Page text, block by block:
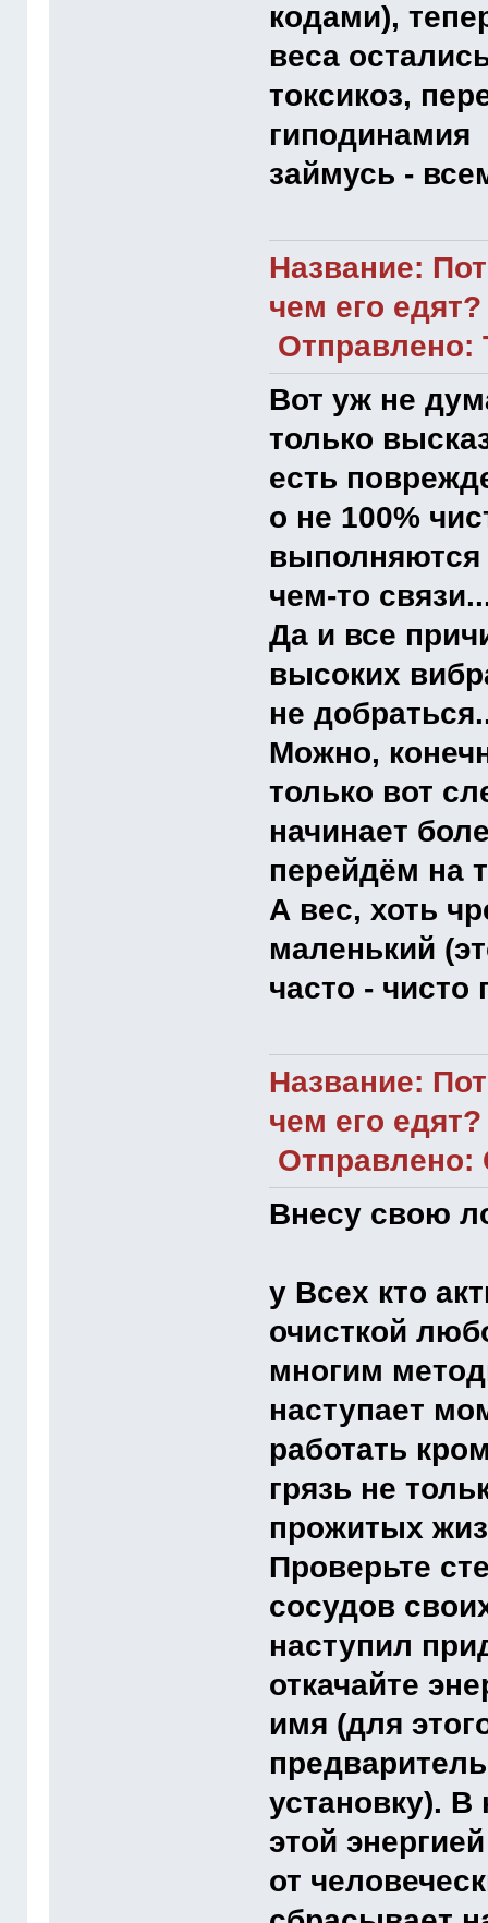
кодами),
веса
токсикоз,
гиподинамия
займусь -
Название:
чем его едят?
Отправлено:
Вот уж не
только
есть
о не 100%
выполняются
чем-то
Да и все
высоких
не
Можно,
только вот
начинает
перейдём на
А вес, хоть
маленький
часто -
Название:
чем его едят?
Отправлено:
Внесу свою
у Всех кто
очисткой
многим
наступает
работать
грязь не
прожитых
Проверьте
сосудов
наступил
откачайте
имя (для
установку). В
этой
от